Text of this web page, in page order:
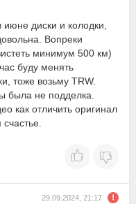
диски и колодки,
Вопреки
минимум 500 км)
буду менять
тоже возьму TRW.
была не подделка.
как отличить оригинал
29.09.2024, 21:17